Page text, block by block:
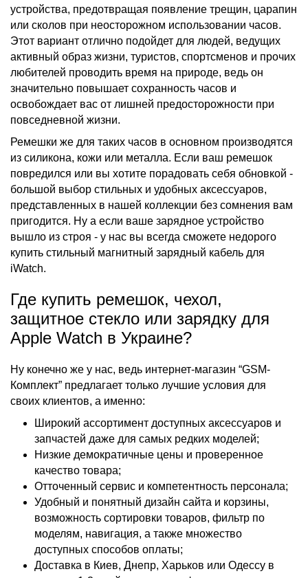
устройства, предотвращая появление трещин, царапин
или сколов при неосторожном использовании часов.
Этот вариант отлично подойдет для людей, ведущих
активный образ жизни, туристов, спортсменов и прочих
любителей проводить время на природе, ведь он
значительно повышает сохранность часов и
освобождает вас от лишней предосторожности при
повседневной жизни.
Ремешки же для таких часов в основном производятся
из силикона, кожи или металла. Если ваш ремешок
повредился или вы хотите порадовать себя обновкой -
большой выбор стильных и удобных аксессуаров,
представленных в нашей коллекции без сомнения вам
пригодится. Ну а если ваше зарядное устройство
вышло из строя - у нас вы всегда сможете недорого
купить стильный магнитный зарядный кабель для
iWatch.
Где купить ремешок, чехол,
защитное стекло или зарядку для
Apple Watch в Украине?
Ну конечно же у нас, ведь интернет-магазин “GSM-
Комплект” предлагает только лучшие условия для
своих клиентов, а именно:
Широкий ассортимент доступных аксессуаров и
запчастей даже для самых редких моделей;
Низкие демократичные цены и проверенное
качество товара;
Отточенный сервис и компетентность персонала;
Удобный и понятный дизайн сайта и корзины,
возможность сортировки товаров, фильтр по
моделям, навигация, а также множество
доступных способов оплаты;
Доставка в Киев, Днепр, Харьков или Одессу в